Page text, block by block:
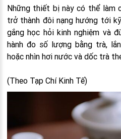
Những thiết bị này có thể làm
trở thành đôi nạng hướng tới
gắng học hỏi kinh nghiệm và
hành đo số lượng bằng trà,
hoặc nhìn hơi nước và dốc trà
(Theo Tạp Chí Kinh Tế)